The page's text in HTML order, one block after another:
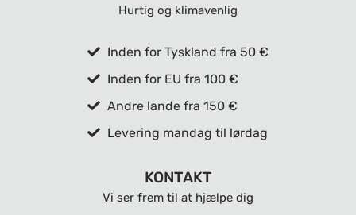
Hurtig og klimavenlig
Inden for Tyskland fra 50 €
Inden for EU fra 100 €
Andre lande fra 150 €
Levering mandag til lørdag
KONTAKT
Vi ser frem til at hjælpe dig